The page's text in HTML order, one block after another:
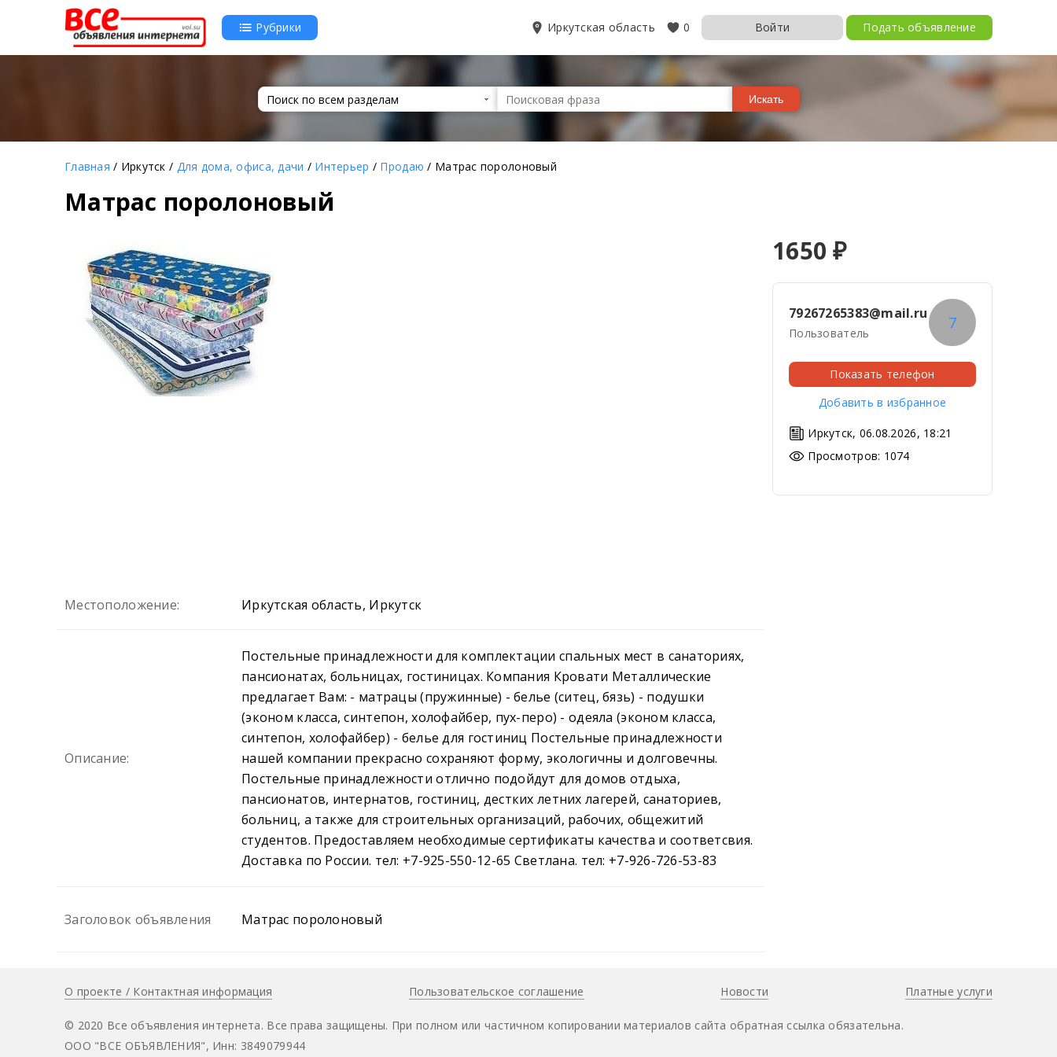
Рубрики Иркутская область 0 Войти Подать объявление
Искать
Главная / Иркутск / Для дома, офиса, дачи / Интерьер / Продаю / Матрас поролоновый
Матрас поролоновый
1650₽
79267265383@mail.ru
Пользователь
7
Показать телефон
Добавить в избранное
Иркутск, 06.08.2026, 18:21
Просмотров: 1074
Местоположение: Иркутская область, Иркутск
Описание:
Постельные принадлежности для комплектации спальных мест в санаториях,
пансионатах, больницах, гостиницах. Компания Кровати Металлические
предлагает Вам: - матрацы (пружинные) - белье (ситец, бязь) - подушки
(эконом класса, синтепон, холофайбер, пух-перо) - одеяла (эконом класса,
синтепон, холофайбер) - белье для гостиниц Постельные принадлежности
нашей компании прекрасно сохраняют форму, экологичны и долговечны.
Постельные принадлежности отлично подойдут для домов отдыха,
пансионатов, интернатов, гостиниц, дестких летних лагерей, санаториев,
больниц, а также для строительных организаций, рабочих, общежитий
студентов. Предоставляем необходимые сертификаты качества и соответсвия.
Доставка по России. тел: +7-925-550-12-65 Светлана. тел: +7-926-726-53-83
Заголовок объявления Матрас поролоновый
О проекте / Контактная информация Пользовательское соглашение Новости Платные услуги
© 2020 Все объявления интернета. Все права защищены. При полном или частичном копировании материалов сайта обратная ссылка обязательна.
ООО "ВСЕ ОБЪЯВЛЕНИЯ", Инн: 3849079944